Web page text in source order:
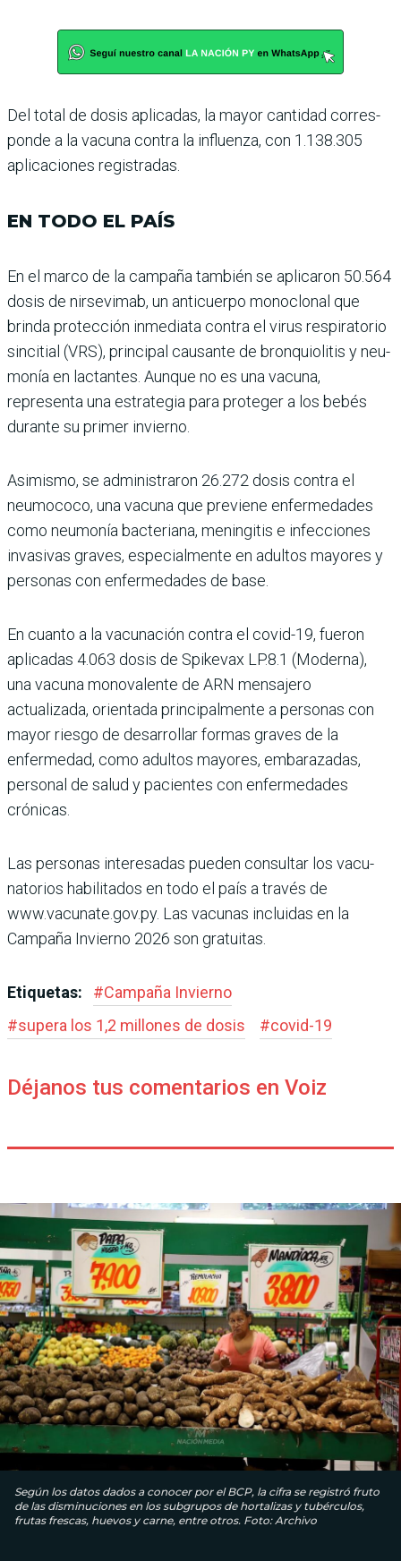
Del total de dosis aplicadas, la mayor cantidad corres­
ponde a la vacuna contra la influenza, con 1.138.305
apli­caciones registradas.
EN TODO EL PAÍS
En el marco de la campaña también se aplicaron 50.564
dosis de nirsevimab, un anticuerpo monoclonal que
brinda protección inmediata contra el virus respiratorio
sincitial (VRS), principal cau­sante de bronquiolitis y neu­
monía en lactantes. Aunque no es una vacuna,
representa una estrategia para proteger a los bebés
durante su primer invierno.
Asimismo, se administra­ron 26.272 dosis contra el
neumococo, una vacuna que previene enfermedades
como neumonía bacteriana, menin­gitis e infecciones
invasivas graves, especialmente en adultos mayores y
personas con enfermedades de base.
En cuanto a la vacunación contra el covid-19, fueron
aplicadas 4.063 dosis de Spikevax LP.8.1 (Moderna),
una vacuna monovalente de ARN mensajero
actualizada, orientada principalmente a personas con
mayor riesgo de desarrollar formas gra­ves de la
enfermedad, como adultos mayores, embara­zadas,
personal de salud y pacientes con enfermeda­des
crónicas.
Las personas interesadas pueden consultar los vacu­
natorios habilitados en todo el país a través de
www.vacunate.gov.py. Las vacu­nas incluidas en la
Campaña Invierno 2026 son gratuitas.
Etiquetas: #Campaña Invierno
#supera los 1,2 millones de dosis #covid-19
Déjanos tus comentarios en Voiz
Según los datos dados a conocer por el BCP, la cifra se registró fruto
de las disminuciones en los subgrupos de hortalizas y tubérculos,
frutas frescas, huevos y carne, entre otros. Foto: Archivo